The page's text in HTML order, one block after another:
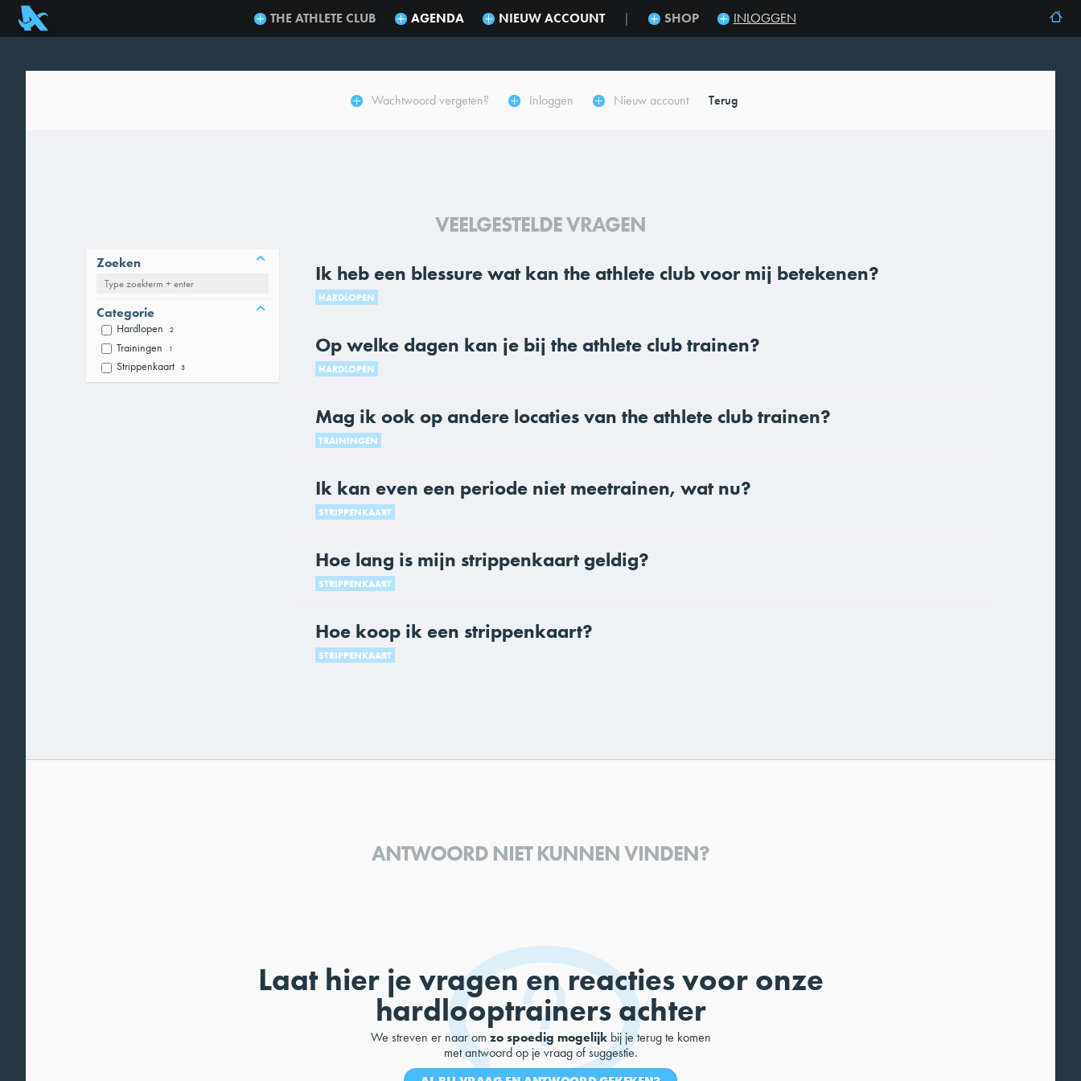
THE ATHLETE CLUB AGENDA NIEUW ACCOUNT SHOP INLOGGEN
Wachtwoord vergeten? Inloggen Nieuw account Terug
VEELGESTELDE VRAGEN
Zoeken
Categorie
Hardlopen 2
Trainingen 1
Strippenkaart 3
Ik heb een blessure wat kan the athlete club voor mij betekenen?
HARDLOPEN
Op welke dagen kan je bij the athlete club trainen?
HARDLOPEN
Mag ik ook op andere locaties van the athlete club trainen?
TRAININGEN
Ik kan even een periode niet meetrainen, wat nu?
STRIPPENKAART
Hoe lang is mijn strippenkaart geldig?
STRIPPENKAART
Hoe koop ik een strippenkaart?
STRIPPENKAART
ANTWOORD NIET KUNNEN VINDEN?
Laat hier je vragen en reacties voor onze
hardlooptrainers achter
We streven er naar om zo spoedig mogelijkbij je terug te komen
met antwoord op je vraag of suggestie.